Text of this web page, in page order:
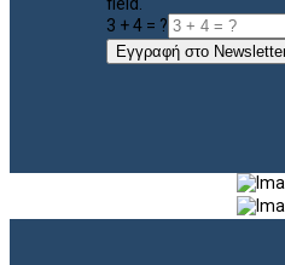
field.
3 + 4 = ?
Εγγραφή στο